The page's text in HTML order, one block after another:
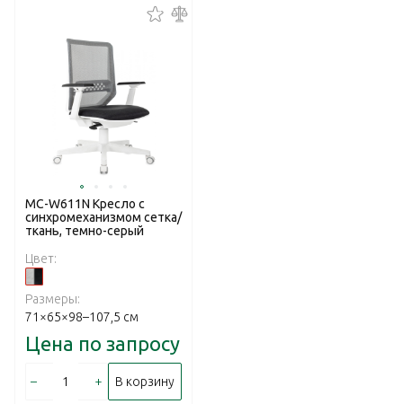
MC-W611N Кресло с
cинхромеханизмом сетка/
ткань, темно-серый
Цвет:
Размеры:
71×65×98–107,5 см
Цена по запросу
– + В корзину